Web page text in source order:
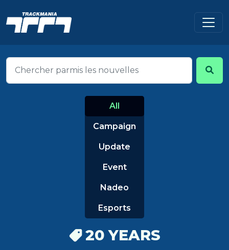
All
Campaign
Update
Event
Nadeo
Esports
20 YEARS